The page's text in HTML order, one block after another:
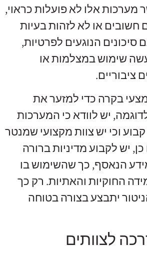
מערכות אלו לא פועלות כראוי,
חשובים או לא לזהות בעיות
סיכונים הנוגעים לפרטיות,
שימוש במצלמות או
ציבוריים.
בקרה כדי למזער את
יש לוודא כי המערכות
וכי יש צוות מקצועי שמנטר
יש לקבוע מדיניות ברורה
הנאסף, כך שהשימוש בו
החוקיות והאתיות. רק כך
יתבצע בצורה בטוחה
לצוותים